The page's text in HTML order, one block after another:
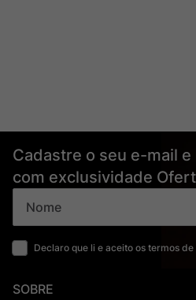
Cadastre o seu e-mail e
com exclusividade
Declaro que li e aceito os termos
SOBRE